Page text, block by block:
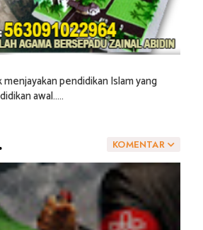
pendidikan Islam yang
awal.....
KOMENTAR